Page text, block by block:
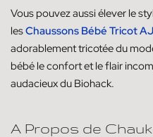
Vous pouvez aussi élever le
lesChaussons Bébé Tricot
adorablement tricotée du
bébé le confort et le flair
audacieux du Biohack.
A Propos de